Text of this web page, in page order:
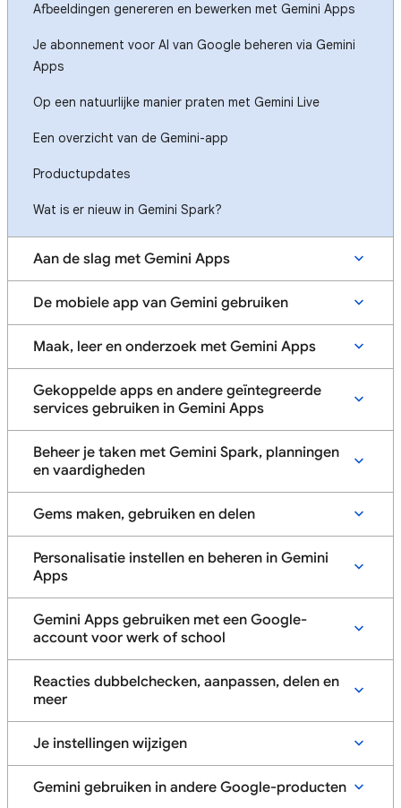
Afbeeldingen genereren en bewerken met Gemini Apps
Je abonnement voor AI van Google beheren via Gemini
Apps
Op een natuurlijke manier praten met Gemini Live
Een overzicht van de Gemini-app
Productupdates
Wat is er nieuw in Gemini Spark?
Aan de slag met Gemini Apps
De mobiele app van Gemini gebruiken
Maak, leer en onderzoek met Gemini Apps
Gekoppelde apps en andere geïntegreerde
services gebruiken in Gemini Apps
Beheer je taken met Gemini Spark, planningen
en vaardigheden
Gems maken, gebruiken en delen
Personalisatie instellen en beheren in Gemini
Apps
Gemini Apps gebruiken met een Google-
account voor werk of school
Reacties dubbelchecken, aanpassen, delen en
meer
Je instellingen wijzigen
Gemini gebruiken in andere Google-producten